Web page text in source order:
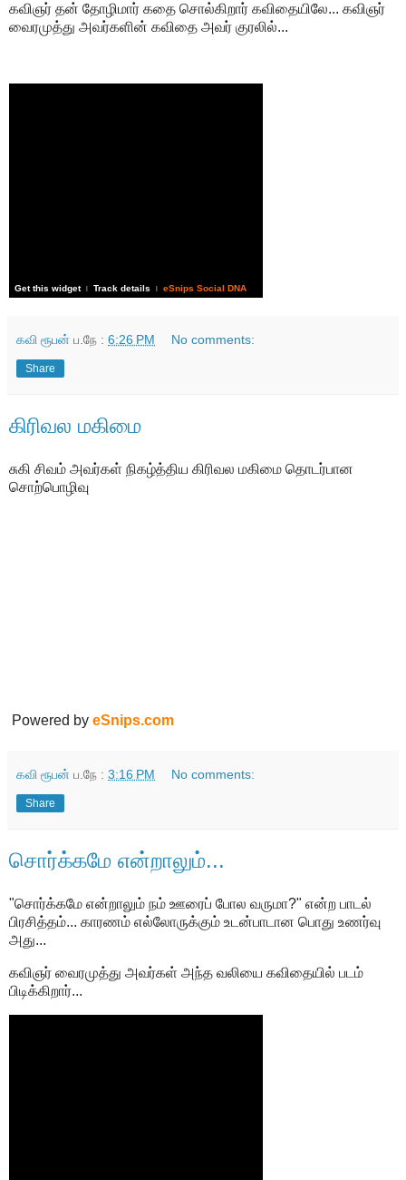
கவிஞர் தன் தோழிமார் கதை சொல்கிறார் கவிதையிலே... கவிஞர்
வைரமுத்து அவர்களின் கவிதை அவர் குரலில்...
Get this widget | Track details | eSnips Social DNA
கவி ரூபன் ப.நே : 6:26 PM No comments:
Share
கிரிவல மகிமை
சுகி சிவம் அவர்கள் நிகழ்த்திய கிரிவல மகிமை தொடர்பான
சொற்பொழிவு
Powered by eSnips.com
கவி ரூபன் ப.நே : 3:16 PM No comments:
Share
சொர்க்கமே என்றாலும்...
"சொர்க்கமே என்றாலும் நம் ஊரைப் போல வருமா?" என்ற பாடல்
பிரசித்தம்... காரணம் எல்லோருக்கும் உடன்பாடான பொது உணர்வு
அது...
கவிஞர் வைரமுத்து அவர்கள் அந்த வலியை கவிதையில் படம்
பிடிக்கிறார்...